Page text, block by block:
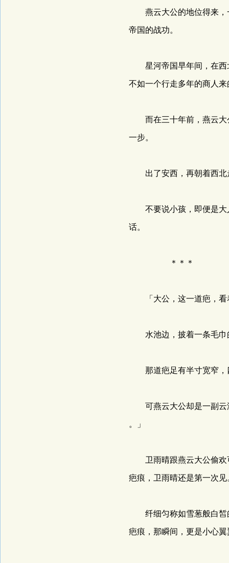
燕云大公的地位得来，
帝国的战功。
星河帝国早年间，在西
不如一个行走多年的商人
而在三十年前，燕云大
一步。
出了安西，再朝着西北
不要说小孩，即便是大
话。
＊＊＊ ＊
「大公，这一道疤，看
水池边，披着一条毛巾
那道疤足有半寸宽窄，
可燕云大公却是一副云
。」
卫雨晴跟燕云大公偷欢
疤痕，卫雨晴还是第一次见
纤细匀称如雪葱般白皙
疤痕，那瞬间，更是小心